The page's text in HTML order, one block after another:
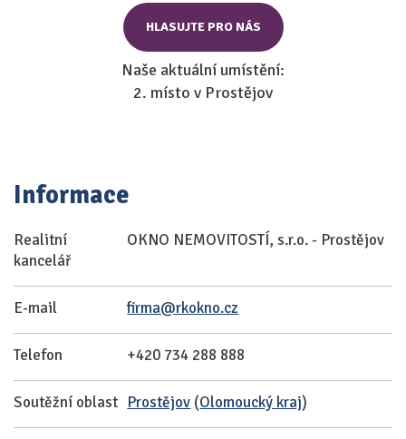
HLASUJTE PRO NÁS
Naše aktuální umístění:
2. místo v Prostějov
Informace
Realitní
kancelář
OKNO NEMOVITOSTÍ, s.r.o. - Prostějov
E-mail firma@rkokno.cz
Telefon +420 734 288 888
Soutěžní oblast Prostějov (Olomoucký kraj)